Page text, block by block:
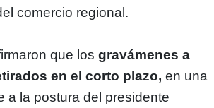
comercio regional.
que los gravámenes a
en el corto plazo, en una
a la postura del presidente